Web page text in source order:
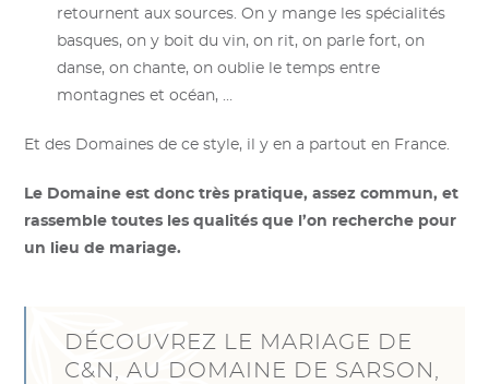
retournent aux sources. On y mange les spécialités
basques, on y boit du vin, on rit, on parle fort, on
danse, on chante, on oublie le temps entre
montagnes et océan, …
Et des Domaines de ce style, il y en a partout en France.
Le Domaine est donc très pratique, assez commun, et
rassemble toutes les qualités que l’on recherche pour
un lieu de mariage.
DÉCOUVREZ LE MARIAGE DE
C&N, AU DOMAINE DE SARSON,